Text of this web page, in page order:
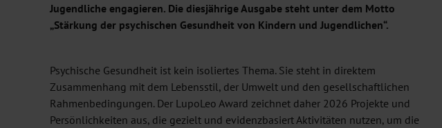
Jugendliche engagieren. Die diesjährige Ausgabe steht unter dem Motto
„Stärkung der psychischen Gesundheit von Kindern und Jugendlichen“.
Psychische Gesundheit ist kein isoliertes Thema. Sie steht in direktem
Zusammenhang mit dem Lebensstil, der Umwelt und den gesellschaftlichen
Rahmenbedingungen. Der LupoLeo Award zeichnet daher 2026 Projekte und
Persönlichkeiten aus, die gezielt und evidenzbasiert Aktivitäten nutzen, um die